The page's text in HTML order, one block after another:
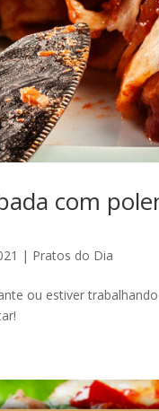
com
| Pratos do Dia
ou estiver